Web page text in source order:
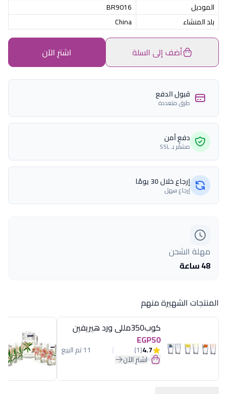
الموديل
BR9016
بلد المنشاء
China
أضف إلى السلة اشترِ الآن
قبول الدفع
طرق متعددة
دفع آمن
مشفّر بـ SSL
إرجاع خلال 30 يومًا
إرجاع سهل
مهلة الشحن
48 ساعة
المنتجات الشهيرة منهم
كوب350مللى ورد هيريفين
EGP50
4.7
(1) 11 تم البيع
اشترِ الآن